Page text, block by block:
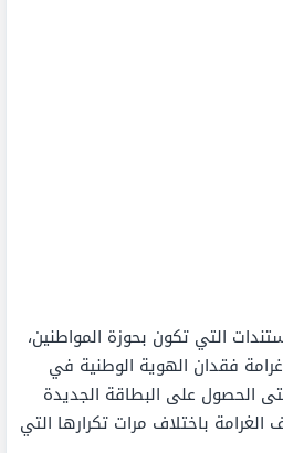
التي تكون بحوزة المواطنين،
فقدان الهوية الوطنية في
الحصول على البطاقة الجديدة
باختلاف مرات تكرارها التي